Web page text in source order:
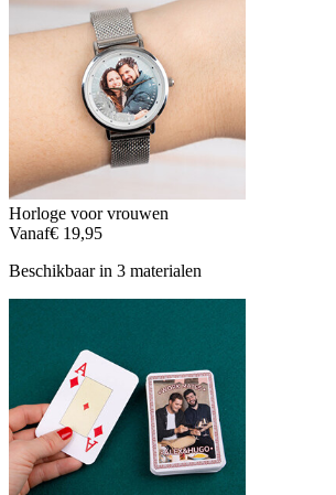
Horloge voor vrouwen
Vanaf€ 19,95
Beschikbaar in 3 materialen